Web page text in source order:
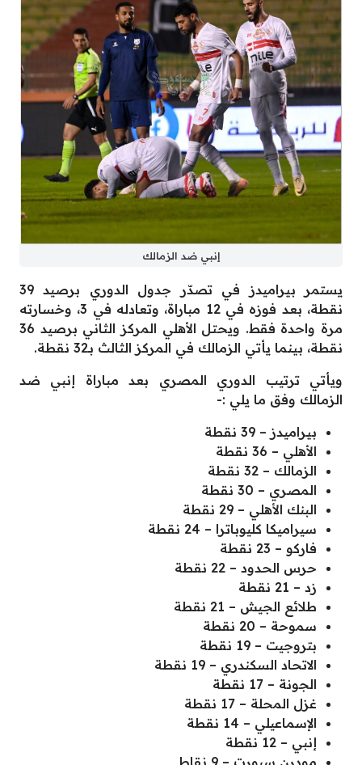
إنبي ضد الزمالك
يستمر بيراميدز في تصدّر جدول الدوري برصيد 39
نقطة، بعد فوزه في 12 مباراة، وتعادله في 3، وخسارته
مرة واحدة فقط. ويحتل الأهلي المركز الثاني برصيد 36
نقطة، بينما يأتي الزمالك في المركز الثالث بـ32 نقطة.
ويأتي ترتيب الدوري المصري بعد مباراة إنبي ضد
الزمالك وفق ما يلي :-
بيراميدز – 39 نقطة
الأهلي – 36 نقطة
الزمالك – 32 نقطة
المصري – 30 نقطة
البنك الأهلي – 29 نقطة
سيراميكا كليوباترا – 24 نقطة
فاركو – 23 نقطة
حرس الحدود – 22 نقطة
زد – 21 نقطة
طلائع الجيش – 21 نقطة
سموحة – 20 نقطة
بتروجيت – 19 نقطة
الاتحاد السكندري – 19 نقطة
الجونة – 17 نقطة
غزل المحلة – 17 نقطة
الإسماعيلي – 14 نقطة
إنبي – 12 نقطة